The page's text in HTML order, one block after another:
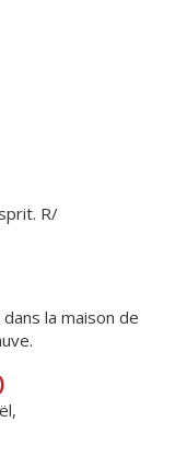
R/
la maison de